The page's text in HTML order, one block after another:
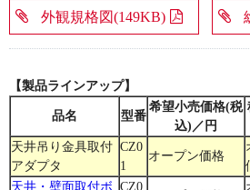
外観規格図(149KB)
【製品ラインアップ】
品名 型番
希望小売価格(税
込)／円
天井吊り金具取付
アダプタ
CZ0
1
オープン価格
天井・壁面取付ボ CZ0